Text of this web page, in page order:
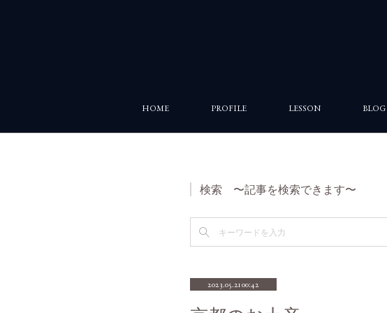
HOME PROFILE LESSON BLOG
検索 〜記事を検索できます〜
2023.05.21 00:42